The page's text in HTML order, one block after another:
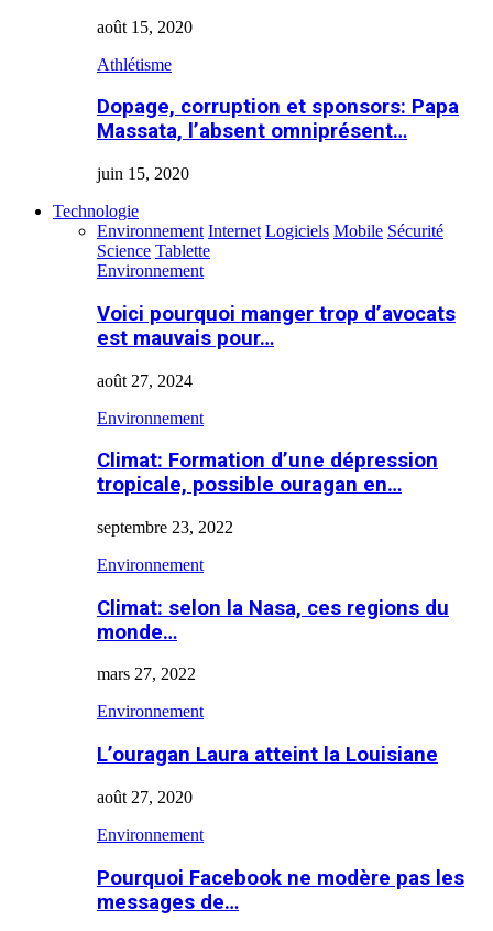
août 15, 2020
Athlétisme
Dopage, corruption et sponsors: Papa
Massata, l’absent omniprésent…
juin 15, 2020
Technologie
Environnement Internet Logiciels Mobile Sécurité
Science Tablette
Environnement
Voici pourquoi manger trop d’avocats
est mauvais pour…
août 27, 2024
Environnement
Climat: Formation d’une dépression
tropicale, possible ouragan en…
septembre 23, 2022
Environnement
Climat: selon la Nasa, ces regions du
monde…
mars 27, 2022
Environnement
L’ouragan Laura atteint la Louisiane
août 27, 2020
Environnement
Pourquoi Facebook ne modère pas les
messages de…